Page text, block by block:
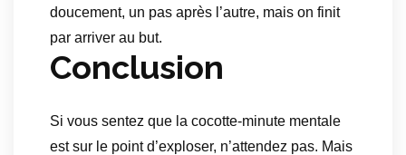
doucement, un pas après l’autre, mais on finit
par arriver au but.
Conclusion
Si vous sentez que la cocotte-minute mentale
est sur le point d’exploser, n’attendez pas. Mais